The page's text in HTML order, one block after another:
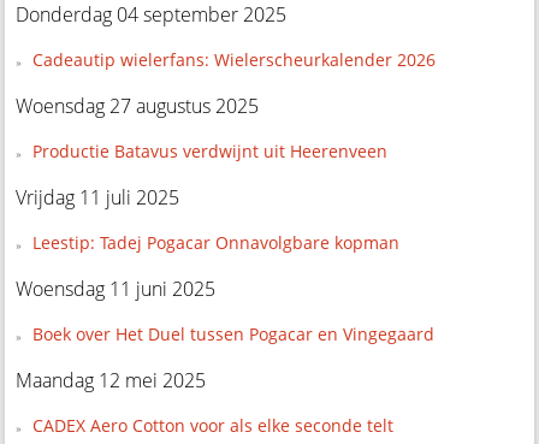
Donderdag 04 september 2025
Cadeautip wielerfans: Wielerscheurkalender 2026
Woensdag 27 augustus 2025
Productie Batavus verdwijnt uit Heerenveen
Vrijdag 11 juli 2025
Leestip: Tadej Pogacar Onnavolgbare kopman
Woensdag 11 juni 2025
Boek over Het Duel tussen Pogacar en Vingegaard
Maandag 12 mei 2025
CADEX Aero Cotton voor als elke seconde telt